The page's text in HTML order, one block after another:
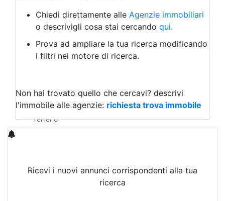
Albergo
Laboratorio Artigianale
Negozio/locale commerciale
Agriturismo
Magazzini
Qualsiasi
Terreno edificabile
Terreno
Chiedi direttamente alle Agenzie immobiliari
o descrivigli cosa stai cercando qui.
Prova ad ampliare la tua ricerca modificando
i filtri nel motore di ricerca.
Non hai trovato quello che cercavi? descrivi
l'immobile alle agenzie: richiesta trova immobile
Ricevi i nuovi annunci corrispondenti alla tua
ricerca